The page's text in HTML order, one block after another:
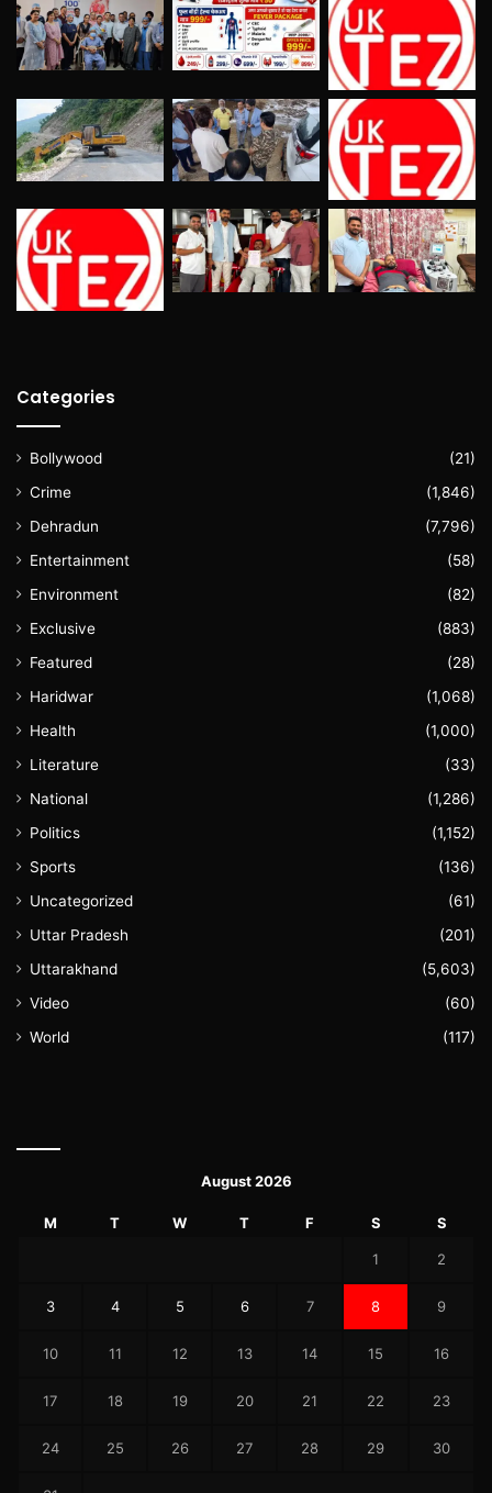
Categories
Bollywood
(21)
Crime
(1,846)
Dehradun
(7,796)
Entertainment
(58)
Environment
(82)
Exclusive
(883)
Featured
(28)
Haridwar
(1,068)
Health
(1,000)
Literature
(33)
National
(1,286)
Politics
(1,152)
Sports
(136)
Uncategorized
(61)
Uttar Pradesh
(201)
Uttarakhand
(5,603)
Video
(60)
World
(117)
August 2026
M T W T F S S
1 2
3 4 5 6 7 8 9
10 11 12 13 14 15 16
17 18 19 20 21 22 23
24 25 26 27 28 29 30